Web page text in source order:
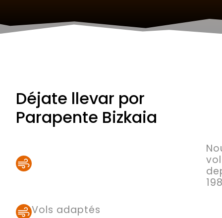
Déjate llevar por
Parapente Bizkaia
Vols adaptés